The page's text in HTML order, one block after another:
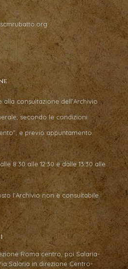
alla consultazione dell’Archivio
secondo le condizioni
e previo appuntamento
8:30 alle 12:30 e dalle 13:30 alle
l’Archivio non è consultabile.
Roma centro, poi Salaria-
Salaria in direzione Centro-